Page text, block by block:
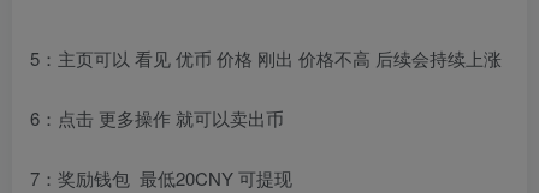
5：主页可以 看见 优币 价格 刚出 价格不高 后续会持续上涨
6：点击 更多操作 就可以卖出币
7：奖励钱包 最低20CNY 可提现